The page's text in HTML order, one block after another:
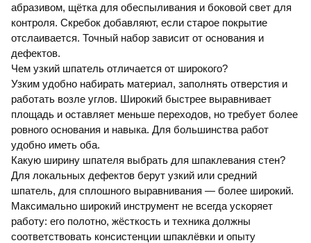
абразивом, щётка для обеспыливания и боковой свет для
контроля. Скребок добавляют, если старое покрытие
отслаивается. Точный набор зависит от основания и
дефектов.
Чем узкий шпатель отличается от широкого?
Узким удобно набирать материал, заполнять отверстия и
работать возле углов. Широкий быстрее выравнивает
площадь и оставляет меньше переходов, но требует более
ровного основания и навыка. Для большинства работ
удобно иметь оба.
Какую ширину шпателя выбрать для шпаклевания стен?
Для локальных дефектов берут узкий или средний
шпатель, для сплошного выравнивания — более широкий.
Максимально широкий инструмент не всегда ускоряет
работу: его полотно, жёсткость и техника должны
соответствовать консистенции шпаклёвки и опыту